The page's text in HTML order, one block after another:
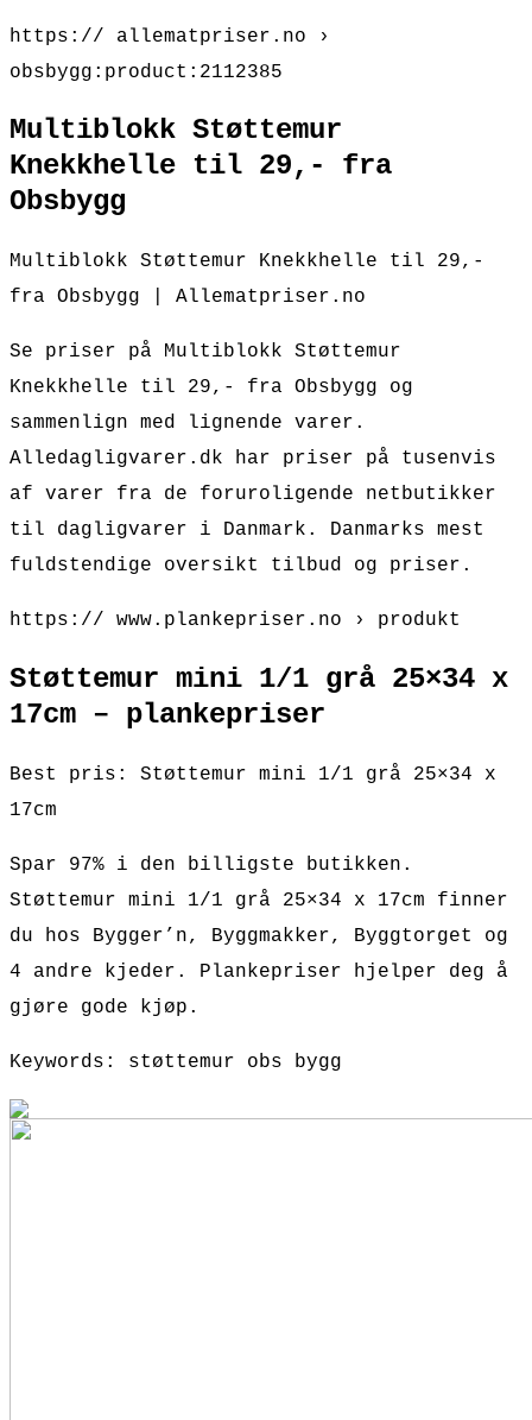
https:// allematpriser.no ›
obsbygg:product:2112385
Multiblokk Støttemur
Knekkhelle til 29,- fra
Obsbygg
Multiblokk Støttemur Knekkhelle til 29,-
fra Obsbygg | Allematpriser.no
Se priser på Multiblokk Støttemur
Knekkhelle til 29,- fra Obsbygg og
sammenlign med lignende varer.
Alledagligvarer.dk har priser på tusenvis
af varer fra de foruroligende netbutikker
til dagligvarer i Danmark. Danmarks mest
fuldstendige oversikt tilbud og priser.
https:// www.plankepriser.no › produkt
Støttemur mini 1/1 grå 25×34 x
17cm – plankepriser
Best pris: Støttemur mini 1/1 grå 25×34 x
17cm
Spar 97% i den billigste butikken.
Støttemur mini 1/1 grå 25×34 x 17cm finner
du hos Bygger’n, Byggmakker, Byggtorget og
4 andre kjeder. Plankepriser hjelper deg å
gjøre gode kjøp.
Keywords: støttemur obs bygg